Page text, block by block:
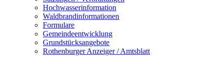
Hochwasserinformation
Waldbrandinformationen
Formulare
Gemeindeentwicklung
Grundstücksangebote
Rothenburger Anzeiger / Amtsblatt